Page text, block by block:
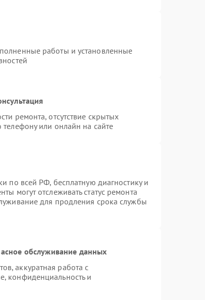
работы и установленные
ремонта, отсутствие скрытых
или онлайн на сайте
по всей РФ, бесплатную диагностику и
могут отслеживать статус ремонта
для продления срока службы
обслуживание данных
аккуратная работа с
конфиденциальность и